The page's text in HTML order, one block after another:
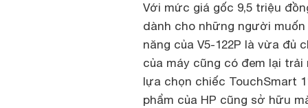
Với mức giá gốc 9,5 triệu
dành cho những người
năng của V5-122P là vừa đủ
của máy cũng có đem lại
lựa chọn chiếc TouchSmart
phẩm của HP cũng sở hữu